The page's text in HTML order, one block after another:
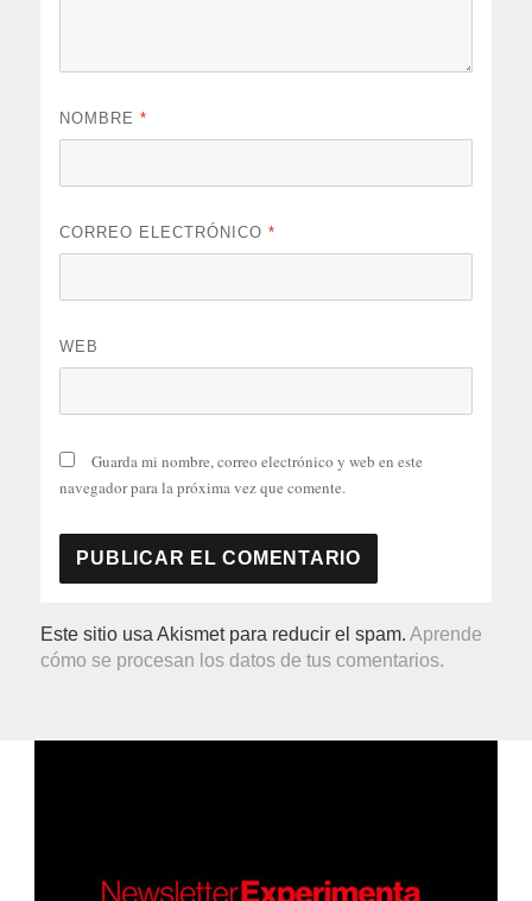
NOMBRE*
CORREO ELECTRÓNICO*
WEB
Guarda mi nombre, correo electrónico y web en este
navegador para la próxima vez que comente.
Este sitio usa Akismet para reducir el spam.Aprende
cómo se procesan los datos de tus comentarios.